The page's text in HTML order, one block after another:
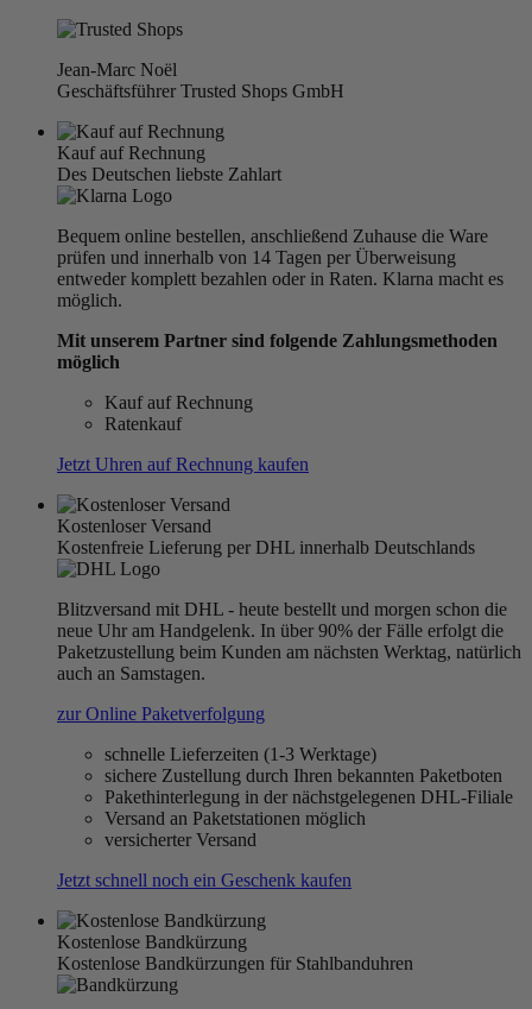
Jean-Marc Noël
Geschäftsführer Trusted Shops GmbH
Kauf auf Rechnung
Des Deutschen liebste Zahlart
Bequem online bestellen, anschließend Zuhause die Ware
prüfen und innerhalb von 14 Tagen per Überweisung
entweder komplett bezahlen oder in Raten. Klarna macht es
möglich.
Mit unserem Partner sind folgende Zahlungsmethoden
möglich
Kauf auf Rechnung
Ratenkauf
Jetzt Uhren auf Rechnung kaufen
Kostenloser Versand
Kostenfreie Lieferung per DHL innerhalb Deutschlands
Blitzversand mit DHL - heute bestellt und morgen schon die
neue Uhr am Handgelenk. In über 90% der Fälle erfolgt die
Paketzustellung beim Kunden am nächsten Werktag, natürlich
auch an Samstagen.
zur Online Paketverfolgung
schnelle Lieferzeiten (1-3 Werktage)
sichere Zustellung durch Ihren bekannten Paketboten
Pakethinterlegung in der nächstgelegenen DHL-Filiale
Versand an Paketstationen möglich
versicherter Versand
Jetzt schnell noch ein Geschenk kaufen
Kostenlose Bandkürzung
Kostenlose Bandkürzungen für Stahlbanduhren